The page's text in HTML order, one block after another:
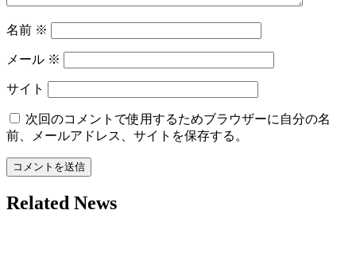
名前 ※
メール ※
サイト
次回のコメントで使用するためブラウザーに自分の名
前、メールアドレス、サイトを保存する。
Related News